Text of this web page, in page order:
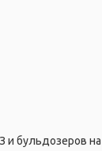
бульдозеров